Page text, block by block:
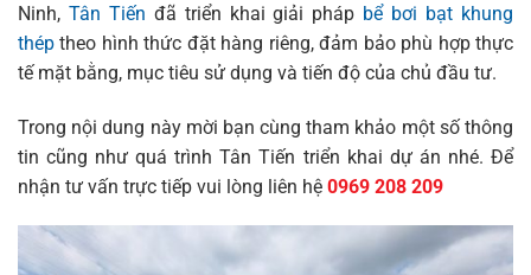
Ninh, Tân Tiến đã triển khai giải pháp bể bơi bạt khung
thép theo hình thức đặt hàng riêng, đảm bảo phù hợp thực
tế mặt bằng, mục tiêu sử dụng và tiến độ của chủ đầu tư.
Trong nội dung này mời bạn cùng tham khảo một số thông
tin cũng như quá trình Tân Tiến triển khai dự án nhé. Để
nhận tư vấn trực tiếp vui lòng liên hệ 0969 208 209